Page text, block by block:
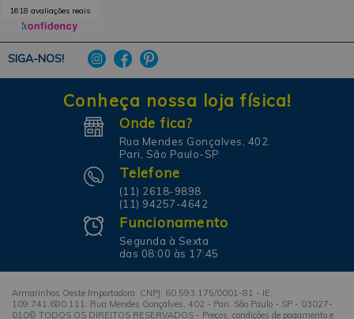
SIGA-NOS!
1618 avaliações reais
Conheça nossa loja física!
Onde fica?
Rua Mendes Gonçalves, 402.
Pari, São Paulo-SP
Telefone
(11) 2618-9898
(11) 94257-4642
Funcionamento
Segunda à Sexta
das 08:00 às 17:45
Armarinhos Oeste Importadora. CNPJ: 60.593.175/0001-81 - IE:
109.741.680.111. Rua Mendes Gonçalves, 402 - Pari. São Paulo - SP - 03027-
010© TODOS OS DIREITOS RESERVADOS - Preços, condições de pagamento e